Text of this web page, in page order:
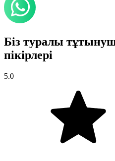
Біз туралы
пікірлері
5.0